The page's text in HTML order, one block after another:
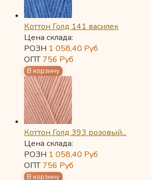
Коттон Голд 141 василек
Цена склада:
РОЗН 1 058,40 Руб
ОПТ756 Руб
Коттон Голд 393 розовый...
Цена склада:
РОЗН 1 058,40 Руб
ОПТ756 Руб